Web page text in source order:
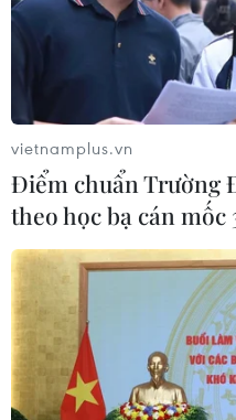
Thủ đô Hà Nội nới
quan nhưng không
21/09/2021 11:36
Hà Nội đang tiếp tục
19 theo cách vừa làm vừa
vietnamplus.vn
Điểm chuẩn Trường
theo học bạ cán mốc